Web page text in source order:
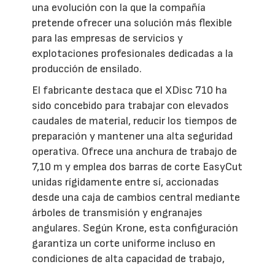
una evolución con la que la compañía
pretende ofrecer una solución más flexible
para las empresas de servicios y
explotaciones profesionales dedicadas a la
producción de ensilado.
El fabricante destaca que el XDisc 710 ha
sido concebido para trabajar con elevados
caudales de material, reducir los tiempos de
preparación y mantener una alta seguridad
operativa. Ofrece una anchura de trabajo de
7,10 m y emplea dos barras de corte EasyCut
unidas rígidamente entre sí, accionadas
desde una caja de cambios central mediante
árboles de transmisión y engranajes
angulares. Según Krone, esta configuración
garantiza un corte uniforme incluso en
condiciones de alta capacidad de trabajo,